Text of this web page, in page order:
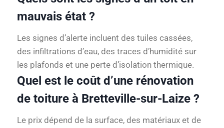
mauvais état ?
Les signes d’alerte incluent des tuiles cassées,
des infiltrations d’eau, des traces d’humidité sur
les plafonds et une perte d’isolation thermique.
Quel est le coût d’une rénovation
de toiture à Bretteville-sur-Laize ?
Le prix dépend de la surface, des matériaux et de